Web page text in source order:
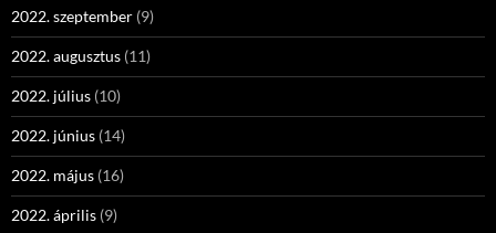
2022. szeptember (9)
2022. augusztus (11)
2022. július (10)
2022. június (14)
2022. május (16)
2022. április (9)